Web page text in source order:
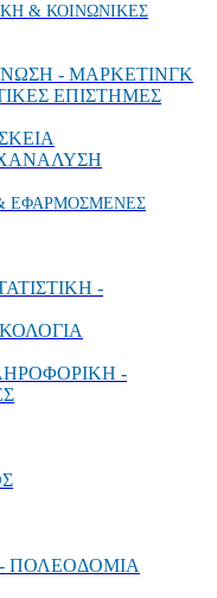
& ΚΟΙΝΩΝΙΚΕΣ
- ΜΑΡΚΕΤΙΝΓΚ
ΕΠΙΣΤΗΜΕΣ
ΕΦΑΡΜΟΣΜΕΝΕΣ
-
-
ΠΟΛΕΟΔΟΜΙΑ